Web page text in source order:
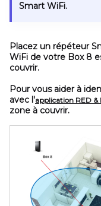
Smart WiFi.
Placez un répéteur
WiFi de votre Box 8
couvrir.
Pour vous aider à
avec l'application RED &
zone à couvrir.